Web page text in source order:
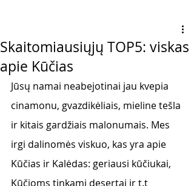
Skaitomiausiųjų TOP5: viskas
apie Kūčias
Jūsų namai neabejotinai jau kvepia
cinamonu, gvazdikėliais, mieline tešla
ir kitais gardžiais malonumais. Mes
irgi dalinomės viskuo, kas yra apie
Kūčias ir Kalėdas: geriausi kūčiukai,
Kūčioms tinkami desertai ir t.t